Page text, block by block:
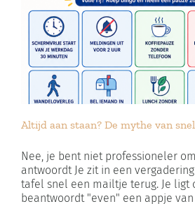
Altijd aan staan? De mythe van
Nee, je bent niet professioneler
antwoordt Je zit in een
tafel snel een mailtje terug. Je ligt
beantwoordt "even" een appje